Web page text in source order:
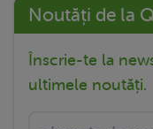
Noutăți de la
Înscrie-te la
ultimele noutăți.